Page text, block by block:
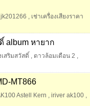
jk201266 , เช่าเครื่องเสียงราคา
album หายาก
สริมสวัสดิ์ , ดาวล้อมเดือน 2 ,
MT866
Astell Kern , iriver ak100 ,